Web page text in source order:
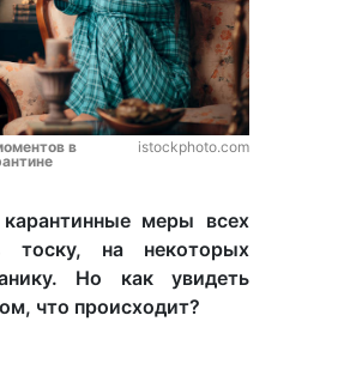
в
istockphoto.com
меры всех
тоску, на некоторых
Но как увидеть
что происходит?